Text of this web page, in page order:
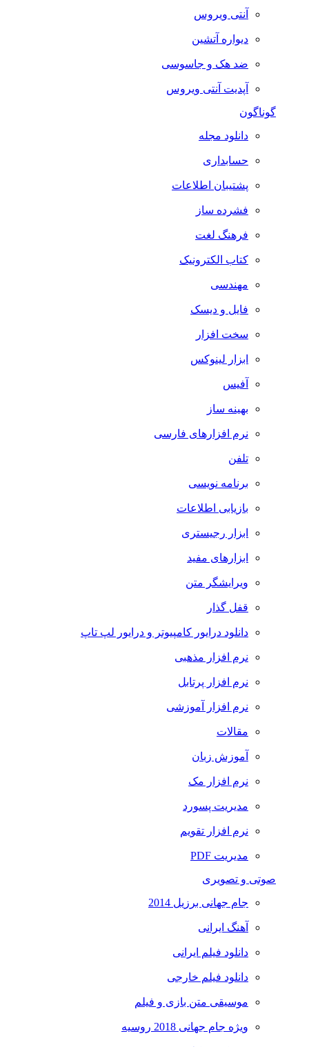
آنتی ویروس
دیواره آتشین
ضد هک و جاسوسی
آپدیت آنتی ویروس
گوناگون
دانلود مجله
حسابداری
پشتیبان اطلاعات
فشرده ساز
فرهنگ لغت
کتاب الکترونیک
مهندسی
فایل و دیسک
سخت افزار
ابزار لینوکس
آفیس
بهینه ساز
نرم افزارهای فارسی
تلفن
برنامه نویسی
بازیابی اطلاعات
ابزار رجیستری
ابزارهای مفید
ویرایشگر متن
قفل گذار
دانلود درایور کامپیوتر و درایور لپ تاپ
نرم افزار مذهبی
نرم افزار پرتابل
نرم افزار آموزشی
مقالات
آموزش زبان
نرم افزار مک
مدیریت پسورد
نرم افزار تقویم
مدیریت PDF
صوتی و تصویری
جام جهانی برزیل 2014
آهنگ ایرانی
دانلود فیلم ایرانی
دانلود فیلم خارجی
موسیقی متن بازی و فیلم
ویژه جام جهانی 2018 روسیه